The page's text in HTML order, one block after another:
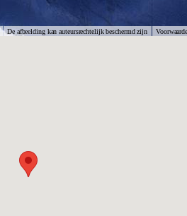
De afbeelding kan auteursrechtelijk beschermd zijn